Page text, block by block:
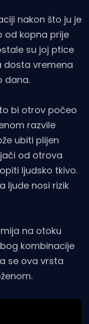
nakon što ju je
od kopna prije
su joj ptice
dosta vremena
dana.
bi otrov počeo
razvile
ubiti plijen
od otrova
ljudsko tkivo.
ljude nosi rizik
na otoku
kombinacije
se ova vrsta